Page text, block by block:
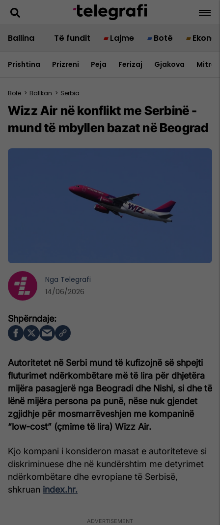
Ballina Të fundit Lajme Botë
Prishtina Prizreni Peja Ferizaj Gjakova
Botë > Ballkan > Serbia
Wizz Air në konflikt me Serbinë -
mund të mbyllen bazat në Beograd
Autoritetet në Serbi mund të kufizojnë së shpejti
fluturimet ndërkombëtare më të lira për dhjetëra
mijëra pasagjerë nga Beogradi dhe Nishi, si dhe të
lënë mijëra persona pa punë, nëse nuk gjendet
zgjidhje për mosmarrëveshjen me kompaninë
“low-cost” (çmime të lira) Wizz Air.
Kjo kompani i konsideron masat e autoriteteve si
diskriminuese dhe në kundërshtim me detyrimet
ndërkombëtare dhe evropiane të Serbisë,
shkruan index.hr.
Nga Telegrafi
14/06/2026